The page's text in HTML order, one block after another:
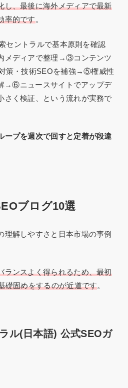
し、最後に海外メディアで最新
率的です。
セントラルで基本原則を確認
メディアで整理→③コンテンツ
策・技術SEOを補強→⑤権威性
→⑥ニュースサイトでアップデ
く検証、という流れが実務で
プを週次で回すと定着が段違
ブログ10選
理解しやすさと日本市場の事例
ランスよく得られるため、最初
礎固めをするのが近道です。
ル(日本語) 公式SEOガ